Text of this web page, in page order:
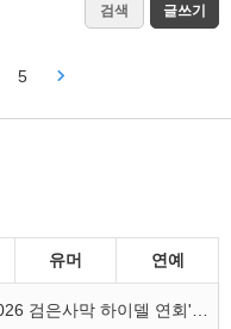
검색 글쓰기
5
유머 연예